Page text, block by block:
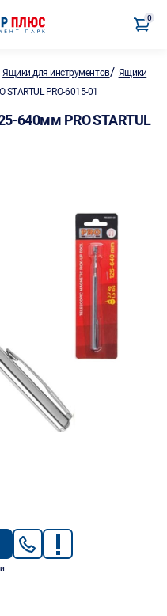
0
Ящики для инструментов/ Ящики
PRO-6015-01
640мм PRO STARTUL